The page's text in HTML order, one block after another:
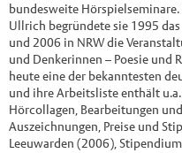
bundesweite
Ullrich begründete sie 1995
und 2006 in NRW die
und Denkerinnen – Poesie und
heute eine der bekanntesten
und ihre Arbeitsliste enthält
Hörcollagen, Bearbeitungen
Auszeichnungen, Preise und
Leeuwarden (2006),